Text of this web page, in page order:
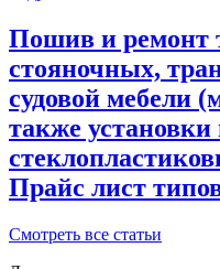
Пошив и ремонт
стояночных,
судовой мебели
также
Прайс лист
Смотреть все статьи